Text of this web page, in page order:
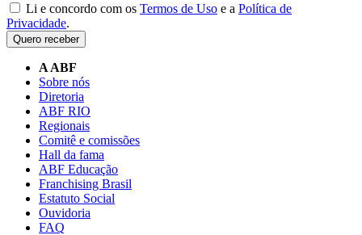
Li e concordo com os Termos de Uso e a Política de
Privacidade.
Quero receber
A ABF
Sobre nós
Diretoria
ABF RIO
Regionais
Comitê e comissões
Hall da fama
ABF Educação
Franchising Brasil
Estatuto Social
Ouvidoria
FAQ